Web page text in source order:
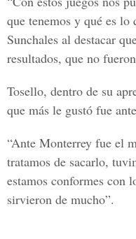
que tenemos y qué es
Sunchales al destacar
resultados, que no
Tosello, dentro de su
que más le gustó fue
“Ante Monterrey fue el
tratamos de sacarlo,
estamos conformes con
sirvieron de mucho”.